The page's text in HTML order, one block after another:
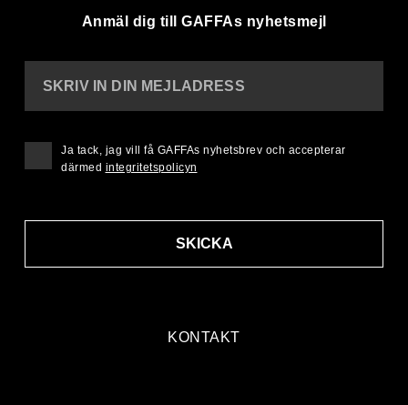
Anmäl dig till GAFFAs nyhetsmejl
KONTAKT
SKRIV IN DIN MEJLADRESS
SKICKA
Ja tack, jag vill få GAFFAs nyhetsbrev och accepterar
därmed integritetspolicyn